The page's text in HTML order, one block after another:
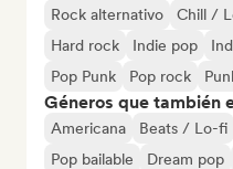
Rock alternativo Chill /
Hard rock
Indie pop
Pop Punk
Pop rock
Géneros que también
Americana Beats / Lo-fi
Pop bailable
Dream pop